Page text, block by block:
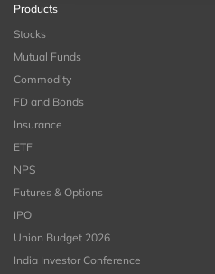
Products
Stocks
Mutual Funds
Commodity
FD and Bonds
Insurance
ETF
NPS
Futures & Options
IPO
Union Budget 2026
India Investor Conference